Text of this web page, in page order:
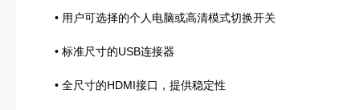
• 用户可选择的个人电脑或高清模式切换开关
• 标准尺寸的USB连接器
• 全尺寸的HDMI接口，提供稳定性